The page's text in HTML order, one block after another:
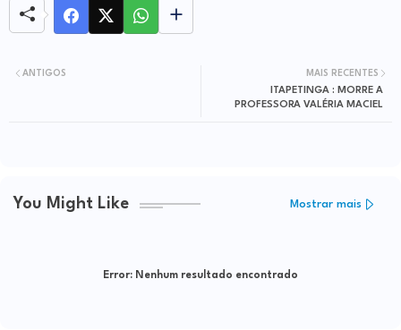
MAIS RECENTES
ITAPETINGA : MORRE A
PROFESSORA VALÉRIA MACIEL
ANTIGOS
You Might Like Mostrar mais
Error: Nenhum resultado encontrado